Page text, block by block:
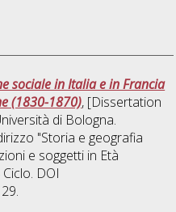
sociale in Italia e in Francia
(1830-1870), [Dissertation
di Bologna.
"Storia e geografia
e soggetti in Età
Ciclo. DOI